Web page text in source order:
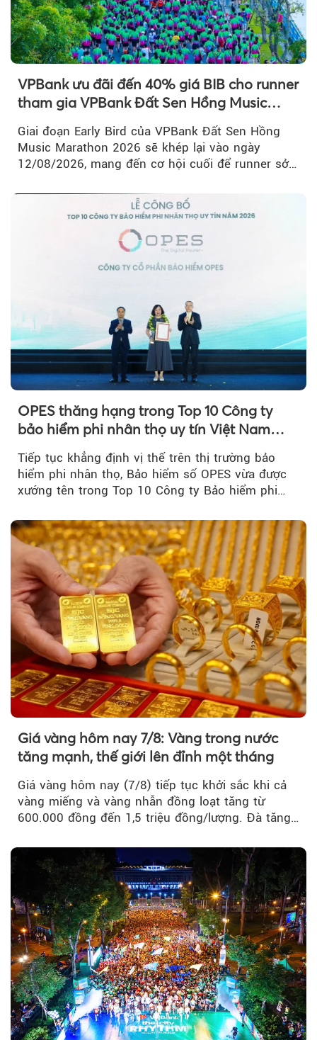
VPBank ưu đãi đến 40% giá BIB cho runner
tham gia VPBank Đất Sen Hồng Music
Giai đoạn Early Bird của VPBank Đất Sen Hồng
Music Marathon 2026 sẽ khép lại vào ngày
12/08/2026, mang đến cơ hội cuối để runner sở
OPES thăng hạng trong Top 10 Công ty
bảo hiểm phi nhân thọ uy tín Việt Nam
2026
Tiếp tục khẳng định vị thế trên thị trường bảo
hiểm phi nhân thọ, Bảo hiểm số OPES vừa được
xướng tên trong Top 10 Công ty Bảo hiểm phi
Giá vàng hôm nay 7/8: Vàng trong nước
tăng mạnh, thế giới lên đỉnh một tháng
Giá vàng hôm nay (7/8) tiếp tục khởi sắc khi cả
vàng miếng và vàng nhẫn đồng loạt tăng từ
600.000 đồng đến 1,5 triệu đồng/lượng. Đà tăng
vàng thế giới bứt phá lên mức cao nhất trong
một tháng.